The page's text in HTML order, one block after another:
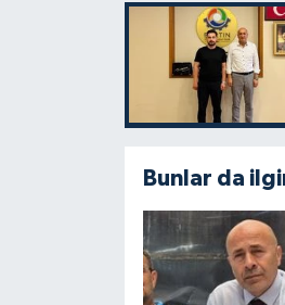
Bunlar da